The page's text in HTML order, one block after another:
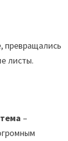
превращались
листы.
–